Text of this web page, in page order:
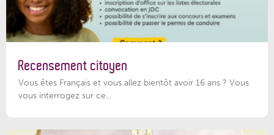
Recensement citoyen
Vous êtes Français et vous allez bientôt avoir 16 ans ? Vous
vous interrogez sur ce...